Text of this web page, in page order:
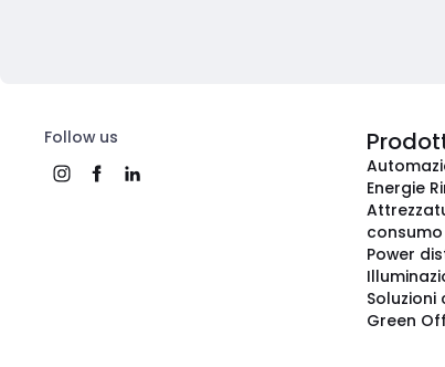
Follow us
Energie
consumo
Power
Soluzioni
Green